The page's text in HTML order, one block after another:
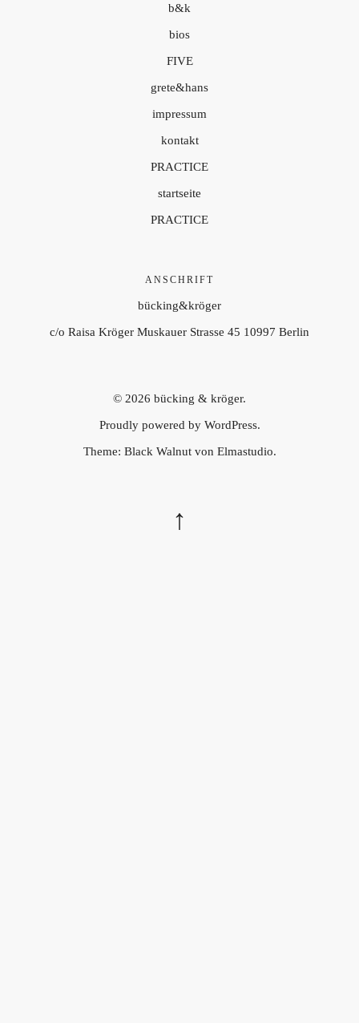
b&k
bios
FIVE
grete&hans
impressum
kontakt
PRACTICE
startseite
PRACTICE
ANSCHRIFT
bücking&kröger
c/o Raisa Kröger Muskauer Strasse 45 10997 Berlin
© 2026 bücking & kröger.
Proudly powered by WordPress.
Theme: Black Walnut von Elmastudio.